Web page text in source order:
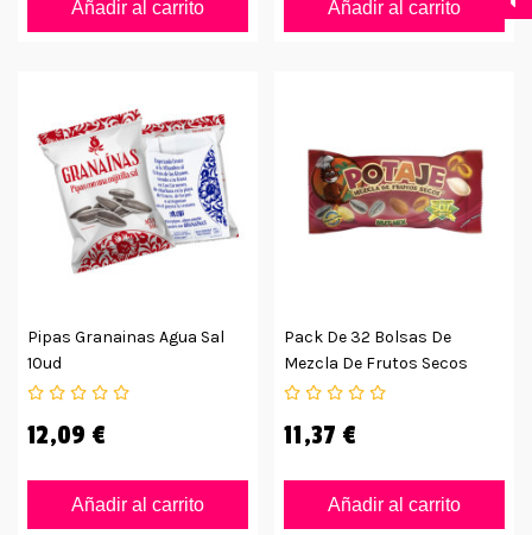
Añadir al carrito Añadir al carrito
Pipas Granainas Agua Sal
10ud
12,09 €
Añadir al carrito
Pack De 32 Bolsas De
Mezcla De Frutos Secos
Potaje
11,37 €
Añadir al carrito